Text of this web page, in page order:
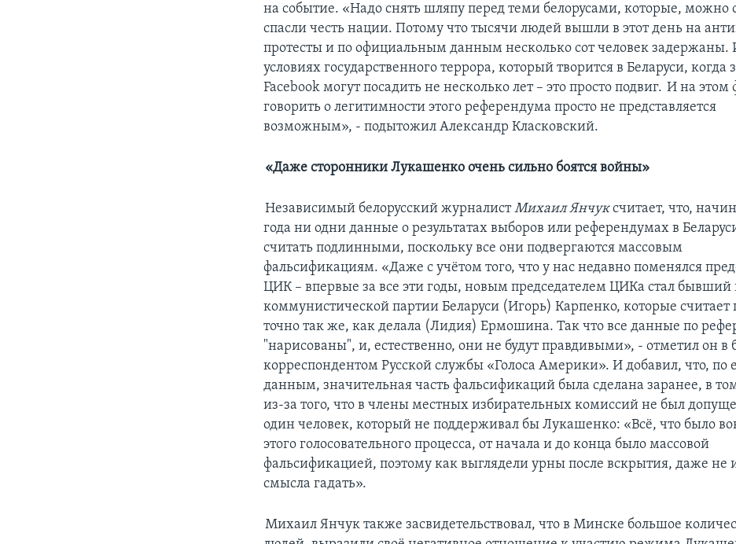
на событие. «Надо снять шляпу перед теми белорусами, которые, можно
спасли честь нации. Потому что тысячи людей вышли в этот день на
протесты и по официальным данным несколько сот человек задержаны.
условиях государственного террора, который творится в Беларуси, когда
Facebook могут посадить не несколько лет – это просто подвиг. И на этом
говорить о легитимности этого референдума просто не представляется
возможным», - подытожил Александр Класковский.
«Даже сторонники Лукашенко очень сильно боятся войны»
Независимый белорусский журналистМихаил Янчуксчитает, что,
года ни одни данные о результатах выборов или референдумах в
считать подлинными, поскольку все они подвергаются массовым
фальсификациям. «Даже с учётом того, что у нас недавно поменялся
ЦИК – впервые за все эти годы, новым председателем ЦИКа стал бывший
коммунистической партии Беларуси (Игорь) Карпенко, которые
точно так же, как делала (Лидия) Ермошина. Так что все данные по
"нарисованы", и, естественно, они не будут правдивыми», - отметил он в
корреспондентом Русской службы «Голоса Америки». И добавил, что, по
данным, значительная часть фальсификаций была сделана заранее, в
из-за того, что в члены местных избирательных комиссий не был
один человек, который не поддерживал бы Лукашенко: «Всё, что было
этого голосовательного процесса, от начала и до конца было массовой
фальсификацией, поэтому как выглядели урны после вскрытия, даже не
смысла гадать».
Михаил Янчук также засвидетельствовал, что в Минске большое